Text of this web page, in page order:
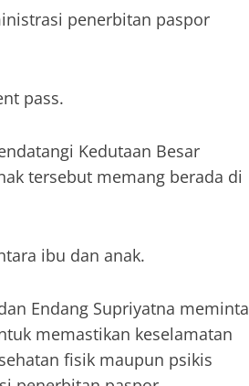
penerbitan paspor
pass.
Kedutaan Besar
tersebut memang berada di
ibu dan anak.
Endang Supriyatna meminta
memastikan keselamatan
fisik maupun psikis